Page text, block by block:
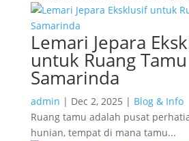
Lemari Jepara
untuk Ruang
Samarinda
admin | Dec 2, 2025 | Blog & Info
Ruang tamu adalah pusat
hunian, tempat di mana tamu...